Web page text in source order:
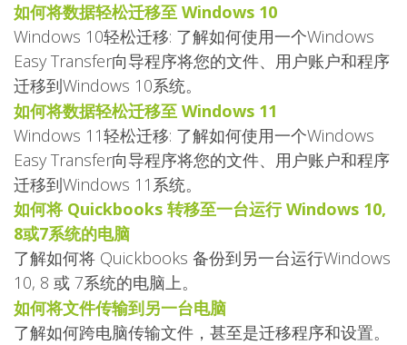
如何将数据轻松迁移至 Windows 10
Windows 10轻松迁移: 了解如何使用一个Windows
Easy Transfer向导程序将您的文件、用户账户和程序
迁移到Windows 10系统。
如何将数据轻松迁移至 Windows 11
Windows 11轻松迁移: 了解如何使用一个Windows
Easy Transfer向导程序将您的文件、用户账户和程序
迁移到Windows 11系统。
如何将 Quickbooks 转移至一台运行 Windows 10,
8或7系统的电脑
了解如何将 Quickbooks 备份到另一台运行Windows
10, 8 或 7系统的电脑上。
如何将文件传输到另一台电脑
了解如何跨电脑传输文件，甚至是迁移程序和设置。